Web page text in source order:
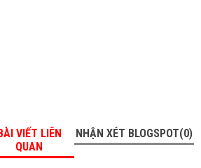
VIẾT LIÊN
QUAN
NHẬN XÉT BLOGSPOT(0)